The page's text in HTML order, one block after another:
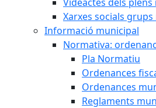
Xarxes socials
Informació municipal
Normativa:
Pla Normatiu
Ordenances
Ordenances
Reglaments